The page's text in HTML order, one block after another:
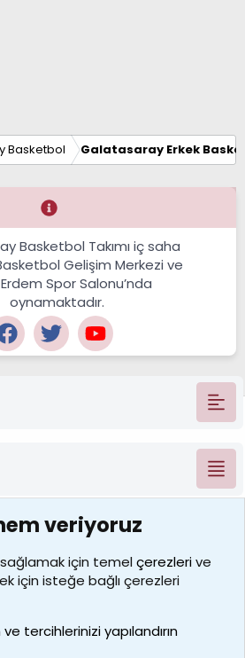
Basketbol Galatasaray Erkek
Basketbol Takımı iç saha
Gelişim Merkezi ve
Spor Salonu’nda
oynamaktadır.
veriyoruz
sağlamak için temelçerezlerive
için isteğe bağlı çerezleri
tercihlerinizi yapılandırın